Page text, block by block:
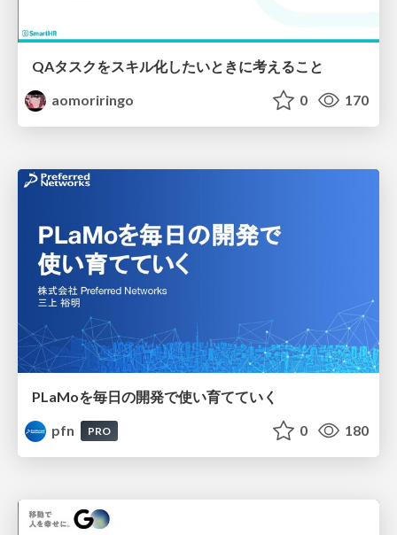
QAタスクをスキル化したいときに考えること
aomoriringo
0 170
PLaMoを毎日の開発で使い育てていく
pfn
PRO 0 180